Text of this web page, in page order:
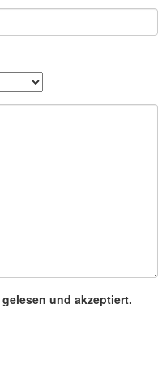
gelesen und akzeptiert.